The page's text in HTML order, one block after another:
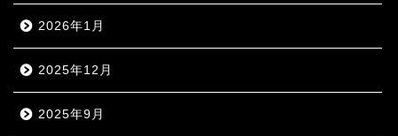
2026年1月
2025年12月
2025年9月